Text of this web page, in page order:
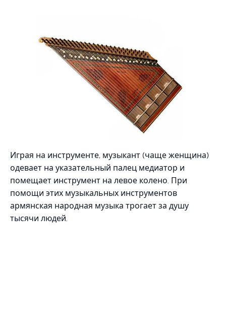
Играя на инструменте, музыкант (чаще женщина)
одевает на указательный палец медиатор и
помещает инструмент на левое колено. При
помощи этих музыкальных инструментов
армянская народная музыка трогает за душу
тысячи людей.